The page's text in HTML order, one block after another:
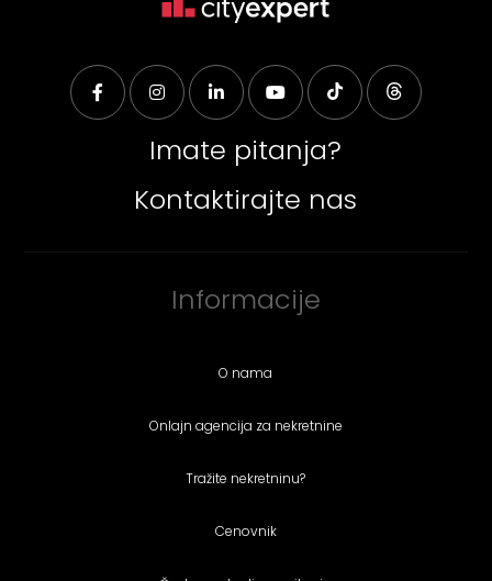
Imate pitanja?
Kontaktirajte nas
Informacije
O nama
Onlajn agencija za nekretnine
Tražite nekretninu?
Cenovnik